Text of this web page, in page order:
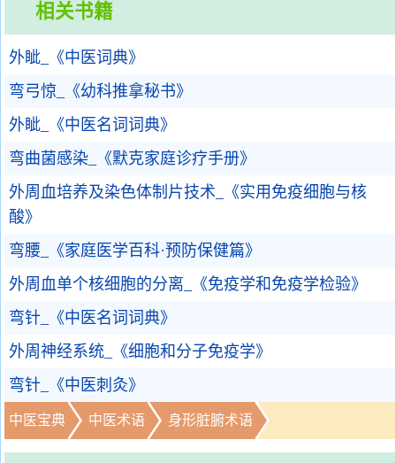
相关书籍
外眦_《中医词典》
弯弓惊_《幼科推拿秘书》
外眦_《中医名词词典》
弯曲菌感染_《默克家庭诊疗手册》
外周血培养及染色体制片技术_《实用免疫细胞与核
酸》
弯腰_《家庭医学百科·预防保健篇》
外周血单个核细胞的分离_《免疫学和免疫学检验》
弯针_《中医名词词典》
外周神经系统_《细胞和分子免疫学》
弯针_《中医刺灸》
中医宝典 中医术语 身形脏腑术语